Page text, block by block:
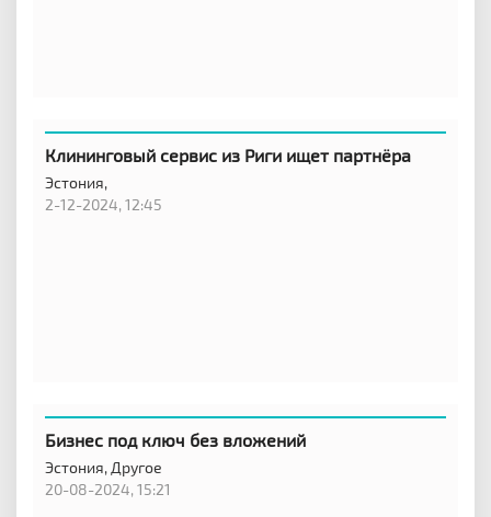
Клининговый сервис из Риги ищет партнёра
Эстония,
2-12-2024, 12:45
Бизнес под ключ без вложений
Эстония, Другое
20-08-2024, 15:21